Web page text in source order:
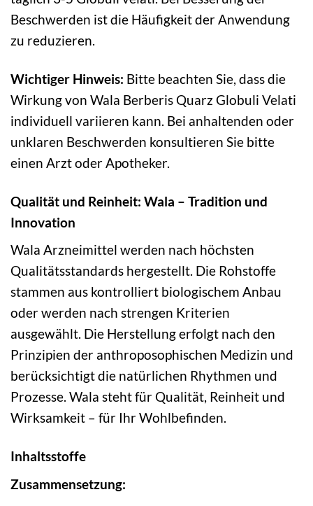
Beschwerden ist die Häufigkeit der Anwendung
zu reduzieren.
Wichtiger Hinweis: Bitte beachten Sie, dass die
Wirkung von Wala Berberis Quarz Globuli Velati
individuell variieren kann. Bei anhaltenden oder
unklaren Beschwerden konsultieren Sie bitte
einen Arzt oder Apotheker.
Qualität und Reinheit: Wala – Tradition und
Innovation
Wala Arzneimittel werden nach höchsten
Qualitätsstandards hergestellt. Die Rohstoffe
stammen aus kontrolliert biologischem Anbau
oder werden nach strengen Kriterien
ausgewählt. Die Herstellung erfolgt nach den
Prinzipien der anthroposophischen Medizin und
berücksichtigt die natürlichen Rhythmen und
Prozesse. Wala steht für Qualität, Reinheit und
Wirksamkeit – für Ihr Wohlbefinden.
Inhaltsstoffe
Zusammensetzung: